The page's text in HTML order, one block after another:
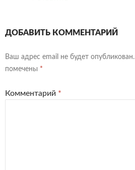
ДОБАВИТЬ КОММЕНТАРИЙ
Ваш адрес email не будет опубликован.
помечены *
Комментарий *